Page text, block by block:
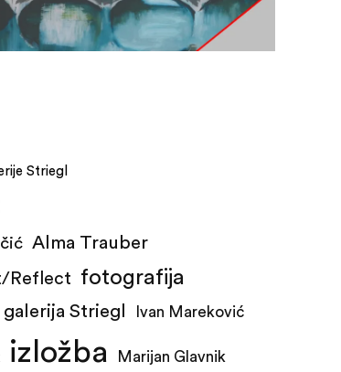
Striegl
Alma Trauber
Reflect fotografija
galerija Striegl Ivan Mareković
izložba Marijan Glavnik